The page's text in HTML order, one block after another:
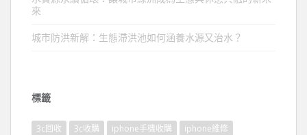
來
城市防洪新解：生態滯洪池如何涵養水源又治水？
標籤
3c回收 3c收購 iphone手機收購
iphone維修